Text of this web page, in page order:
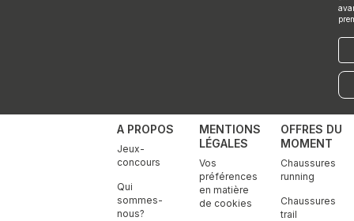
A PROPOS
Jeux-
concours
Qui
sommes-
nous?
MENTIONS
LÉGALES
Vos
préférences
en matière
de cookies
OFFRES DU
MOMENT
Chaussures
running
Chaussures
trail